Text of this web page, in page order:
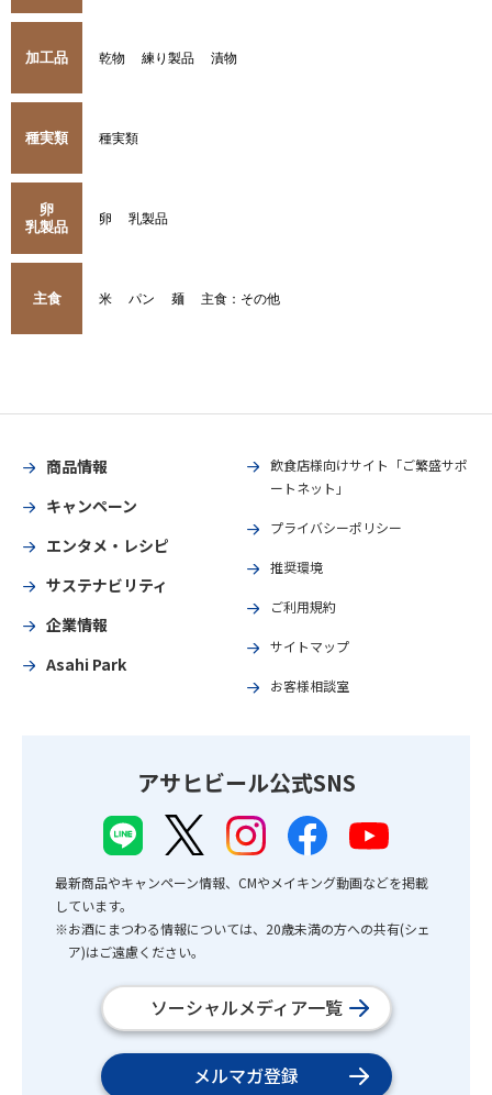
加工品 乾物 練り製品 漬物
種実類 種実類
卵
乳製品
卵 乳製品
主食 米 パン 麺 主食：その他
商品情報
キャンペーン
エンタメ・レシピ
サステナビリティ
企業情報
Asahi Park
飲食店様向けサイト「ご繁盛サポ
ートネット」
プライバシーポリシー
推奨環境
ご利用規約
サイトマップ
お客様相談室
アサヒビール公式SNS
最新商品やキャンペーン情報、CMやメイキング動画などを掲載
しています。
※お酒にまつわる情報については、20歳未満の方への共有(シェ
ア)はご遠慮ください。
ソーシャルメディア一覧
メルマガ登録